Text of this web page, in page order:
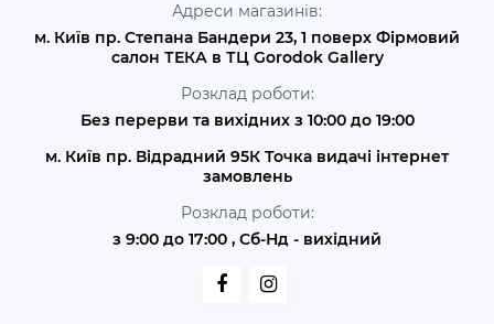
Адреси магазинів:
м. Київ пр. Степана Бандери 23, 1 поверх Фірмовий
салон ТЕКА в ТЦ Gorodok Gallery
Розклад роботи:
Без перерви та вихідних з 10:00 до 19:00
м. Київ пр. Відрадний 95К Точка видачі інтернет
замовлень
Розклад роботи:
з 9:00 до 17:00 , Сб-Нд - вихідний